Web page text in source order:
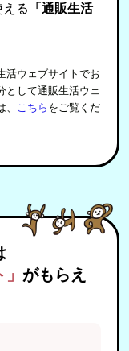
る
「通販生活
活ウェブサイトでお
として通販生活ウェ
こちら をご覧くだ
がもらえ